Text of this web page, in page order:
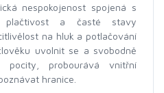
nespokojenost spojená s
plačtivost a časté stavy
na hluk a potlačování
uvolnit se a svobodně
pocity, probourává vnitřní
hranice.